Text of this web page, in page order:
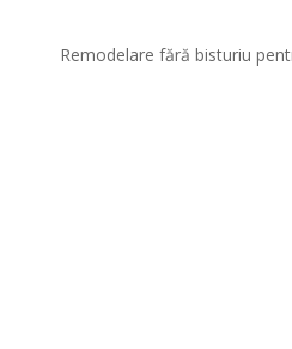
Remodelare fără bisturiu